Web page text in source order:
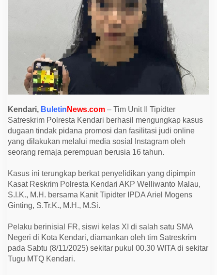
n
g
k
a
p
a
s
j
a
1
6
T
a
h
u
J
d
i
P
r
o
t
r
Kendari, Buletin News.com – Tim Unit II Tipidter
Satreskrim Polresta Kendari berhasil mengungkap kasus
dugaan tindak pidana promosi dan fasilitasi judi online
yang dilakukan melalui media sosial Instagram oleh
seorang remaja perempuan berusia 16 tahun.
Kasus ini terungkap berkat penyelidikan yang dipimpin
Kasat Reskrim Polresta Kendari AKP Welliwanto Malau,
S.I.K., M.H. bersama Kanit Tipidter IPDA Ariel Mogens
Ginting, S.Tr.K., M.H., M.Si.
Pelaku berinisial FR, siswi kelas XI di salah satu SMA
Negeri di Kota Kendari, diamankan oleh tim Satreskrim
pada Sabtu (8/11/2025) sekitar pukul 00.30 WITA di sekitar
Tugu MTQ Kendari.